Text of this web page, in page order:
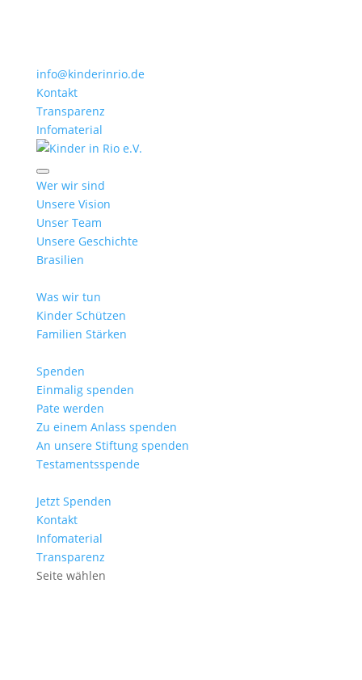
info@kinderinrio.de
Kontakt
Transparenz
Infomaterial
Wer wir sind
Unsere Vision
Unser Team
Unsere Geschichte
Brasilien
Was wir tun
Kinder Schützen
Familien Stärken
Spenden
Einmalig spenden
Pate werden
Zu einem Anlass spenden
An unsere Stiftung spenden
Testamentsspende
Jetzt Spenden
Kontakt
Infomaterial
Transparenz
Seite wählen